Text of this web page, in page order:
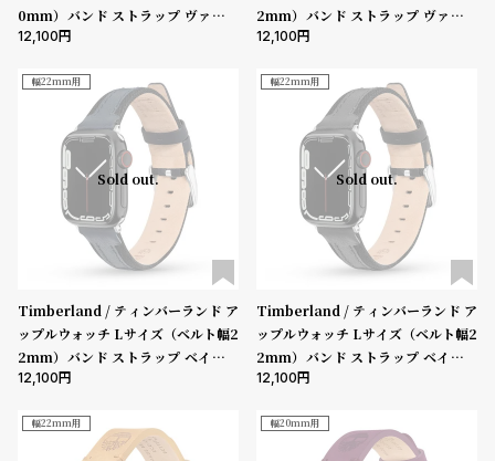
l
イ
ド
時
計
刻
印
0mm）バンド ストラップ ヴァルデ
ィビアン ブルーレザー ［対応ケー
mm（series10以降）］
12,100
2mm）バンド ストラップ ヴァルデ
ィビアン ブラウンレザー ［対応ケー
mm、Ultra］
12,100
幅22mm用
Sold out.
Timberland / ティンバーランド ア
ップルウォッチ Lサイズ（ベルト幅2
2mm）バンド ストラップ ベインブ
リッジ ブルーレザー ［対応ケース：
m、Ultra］
12,100
幅22mm用
Sold out.
Timberland / ティンバーランド ア
ップルウォッチ Lサイズ（ベルト幅2
2mm）バンド ストラップ ベインブ
リッジ ブラックレザー ［対応ケー
mm、Ultra］
12,100
幅22mm用 幅20mm用